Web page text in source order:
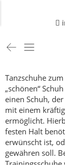
Tanzschuhe
„schönen“
einen Schuh,
mit einem
ermöglicht.
festen Halt
erwünscht ist,
gewähren soll.